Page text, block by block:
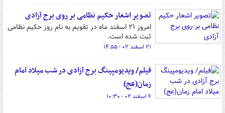
تصویر اشعار حکیم نظامی بر روی برج آزادی
امروز ۲۱ اسفند ماه در تقویم به نام روز حکیم نظامی
ثبت شده است.
۲۱ اسفند ۰۲ - ۱۴:۵۵
فیلم/ ویدیومپینگ برج آزادی در شب میلاد امام
زمان(عج)
۶ اسفند ۰۲ - ۱۰:۳۰